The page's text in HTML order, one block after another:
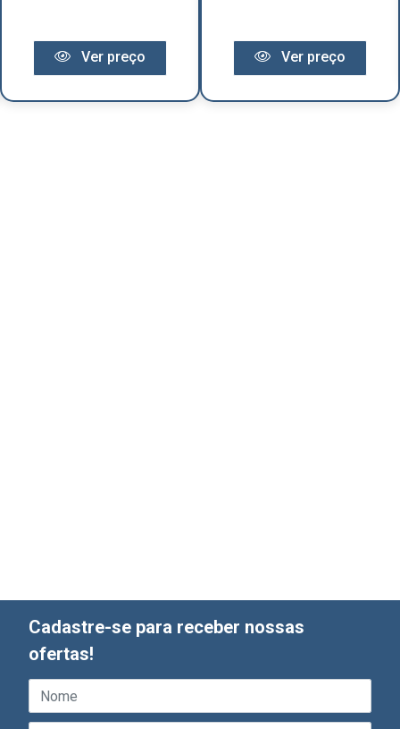
Ver preço Ver preço
Cadastre-se para receber nossas
ofertas!